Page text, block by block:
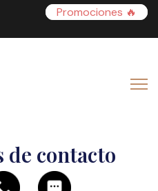
Promociones 🔥
de contacto